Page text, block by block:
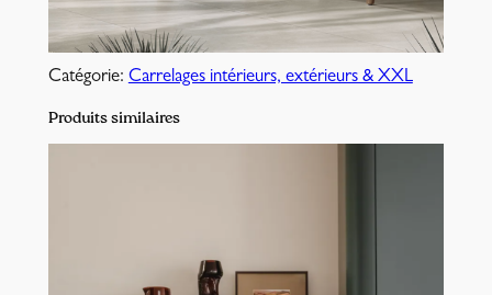
Catégorie: Carrelages intérieurs, extérieurs & XXL
Produits similaires